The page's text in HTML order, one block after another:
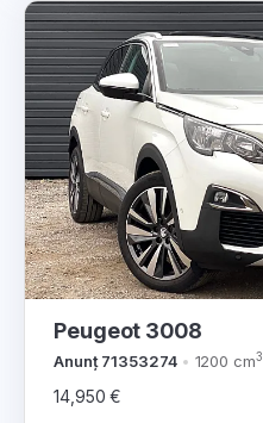
Peugeot 3008
Anunț 71353274 1200 cm3
14,950 €